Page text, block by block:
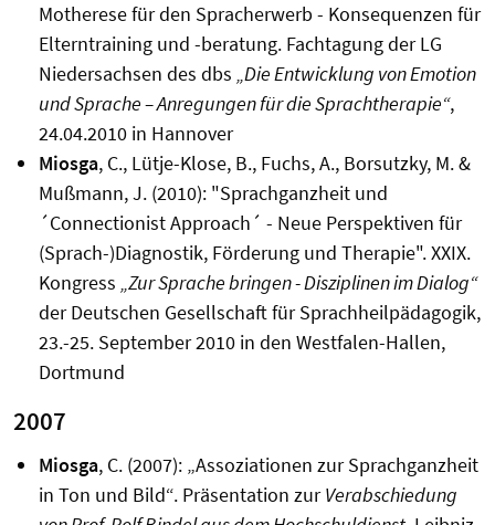
Motherese für den Spracherwerb - Konsequenzen für
Elterntraining und -beratung. Fachtagung der LG
Niedersachsen des dbs „Die Entwicklung von Emotion
und Sprache – Anregungen für die Sprachtherapie“,
24.04.2010 in Hannover
Miosga, C., Lütje-Klose, B., Fuchs, A., Borsutzky, M. &
Mußmann, J. (2010): "Sprachganzheit und
´Connectionist Approach´ - Neue Perspektiven für
(Sprach-)Diagnostik, Förderung und Therapie". XXIX.
Kongress „Zur Sprache bringen - Disziplinen im Dialog“
der Deutschen Gesellschaft für Sprachheilpädagogik,
23.-25. September 2010 in den Westfalen-Hallen,
Dortmund
2007
Miosga, C. (2007): „Assoziationen zur Sprachganzheit
in Ton und Bild“. Präsentation zurVerabschiedung